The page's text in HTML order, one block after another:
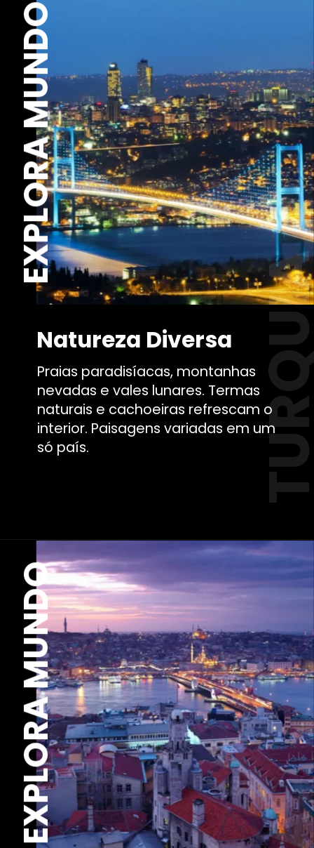
Natureza Diversa
Praias paradisíacas, montanhas
nevadas e vales lunares. Termas
naturais e cachoeiras refrescam o
interior. Paisagens variadas em um
só país.
EXPLORA MUNDO
EXPLORA MUNDO